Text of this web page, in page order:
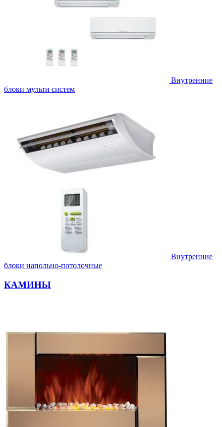
Внутренние
блоки мульти систем
Внутренние
блоки напольно-потолочные
КАМИНЫ